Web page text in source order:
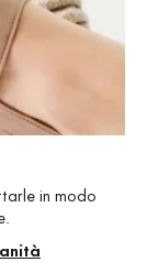
in modo